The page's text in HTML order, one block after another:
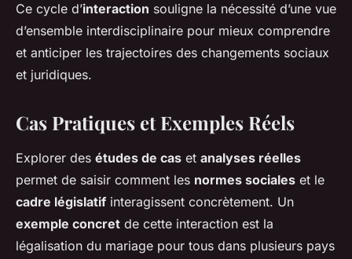
Ce cycle d’interaction souligne la nécessité d’une vue
d’ensemble interdisciplinaire pour mieux comprendre
et anticiper les trajectoires des changements sociaux
et juridiques.
Cas Pratiques et Exemples Réels
Explorer des études de cas et analyses réelles
permet de saisir comment les normes sociales et le
cadre législatif interagissent concrètement. Un
exemple concret de cette interaction est la
légalisation du mariage pour tous dans plusieurs pays